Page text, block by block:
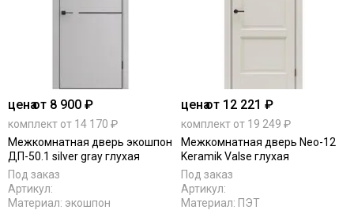
ценаот 8 900 ₽
комплект от 14 170 ₽
Межкомнатная дверь экошпон
ДП-50.1 silver gray глухая
Под заказ
Артикул:
Материал: экошпон
ценаот 12 221 ₽
комплект от 19 249 ₽
Межкомнатная дверь Neo-12
Keramik Valse глухая
Под заказ
Артикул:
Материал: ПЭТ